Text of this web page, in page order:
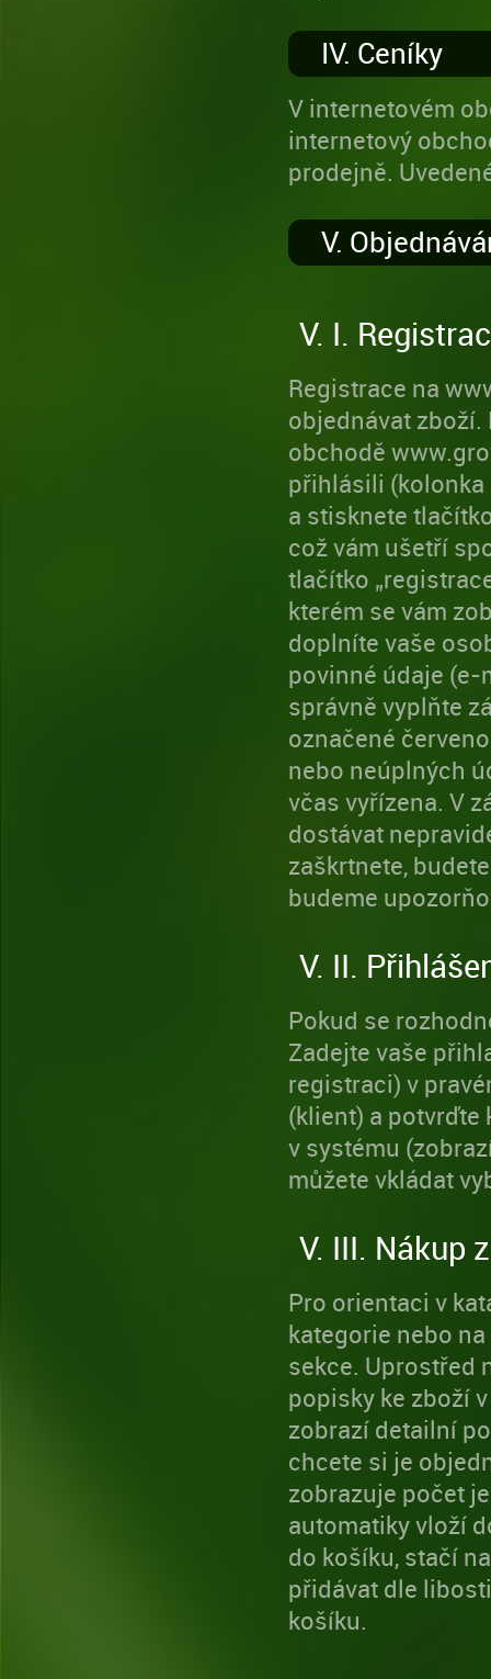
IV. Ceníky
V internetovém
internetový
prodejně.
V.
V. I.
Registrace na
objednávat
obchodě
přihlásili (kolonka
a stisknete
což vám ušetří
tlačítko
kterém se vám
doplníte vaše
povinné údaje (e-
správně vyplňte
označené
nebo neúplných
včas vyřízena. V
dostávat
zaškrtnete,
budeme
V. II.
Pokud se
Zadejte vaše
registraci) v
(klient) a
v systému
můžete vkládat
V. III. Nákup
Pro orientaci v
kategorie nebo
sekce. Uprostřed
popisky ke zboží
zobrazí detailní
chcete si je
zobrazuje počet
automatiky vloží
do košíku, stačí
přidávat dle
košíku.